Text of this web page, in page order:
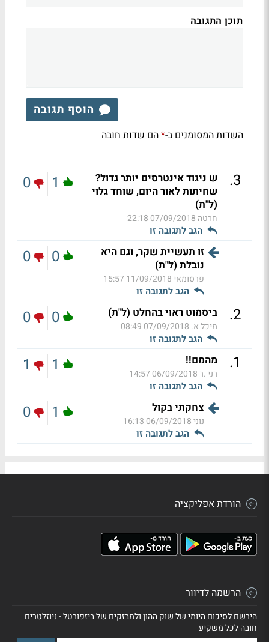
תוכן התגובה
הוסף תגובה
השדות המסומנים ב-*הם שדות חובה
3
.
ש ניגוד אינטרסים יותר גדול?
שחיתות לאור היום, שוחד גלוי
(ל"ת)
חרטה 07/09/2018 22:18
הגב לתגובה זו
1
0
זו תעשיית שקר, וגם היא
נובלת (ל"ת)
פרסומאי11/09/2018 15:57
הגב לתגובה זו
0
0
2
. ביסמוט ראוי בהחלט (ל"ת)
מיכל א. 07/09/2018 08:49
הגב לתגובה זו
0
0
1
. מהמם!!
רני .ר06/09/2018 14:57
הגב לתגובה זו
1
1
צחקתי בקול
נוני06/09/2018 16:13
הגב לתגובה זו
1
0
הורדת אפליקציה
הרשמה לדיוור
הירשם לסיכום היומי של שוק ההון ולמבזקים של ביזפורטל - ניוזלטרים
חובה לכל משקיע